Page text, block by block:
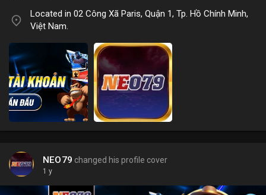
Located in 02 Công Xã Paris, Quận 1, Tp. Hồ Chính Minh,
Việt Nam.
NEO79 changed his profile cover
1 y